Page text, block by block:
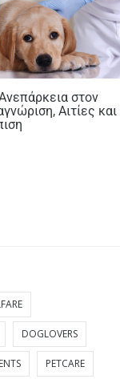
στον
Αιτίες και
DOGLOVERS
PETCARE